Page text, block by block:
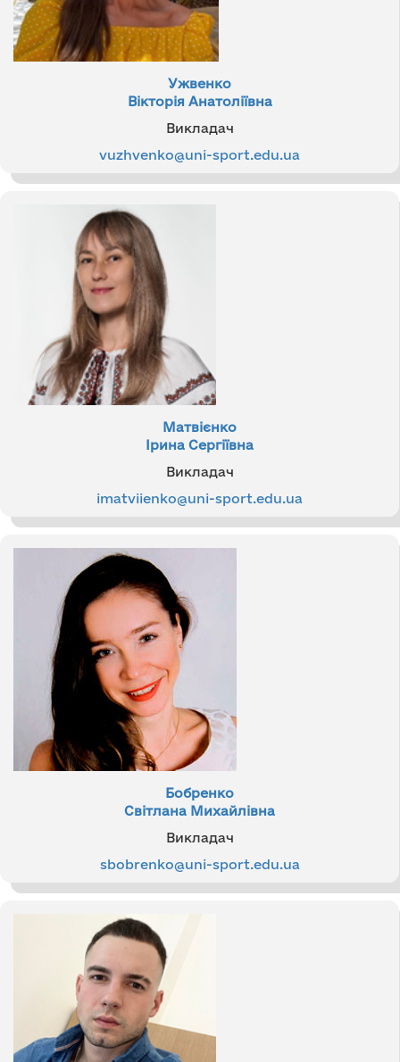
Ужвенко
Вікторія Анатоліївна
Викладач
vuzhvenko@uni-sport.edu.ua
Матвієнко
Ірина Сергіївна
Викладач
imatviienko@uni-sport.edu.ua
Бобренко
Світлана Михайлівна
Викладач
sbobrenko@uni-sport.edu.ua